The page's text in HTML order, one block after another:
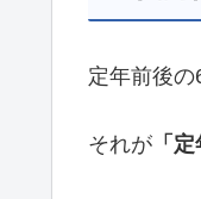
定年前後の
それが 「